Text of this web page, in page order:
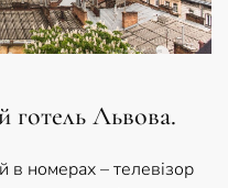
Львова.
в номерах – телевізор